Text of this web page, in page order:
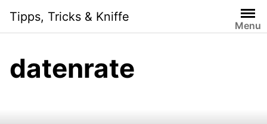
content
Tipps, Tricks & Kniffe
Menu
datenrate